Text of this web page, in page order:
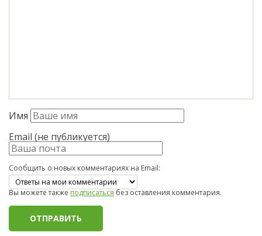
Имя
Email (не публикуется)
Сообщить о новых комментариях на Email:
Вы можете такжеподписатьсябез оставления комментария.